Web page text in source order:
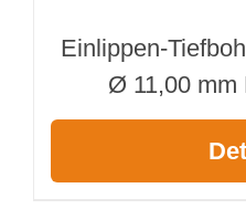
Einlippen-
Ø 11,00 mm